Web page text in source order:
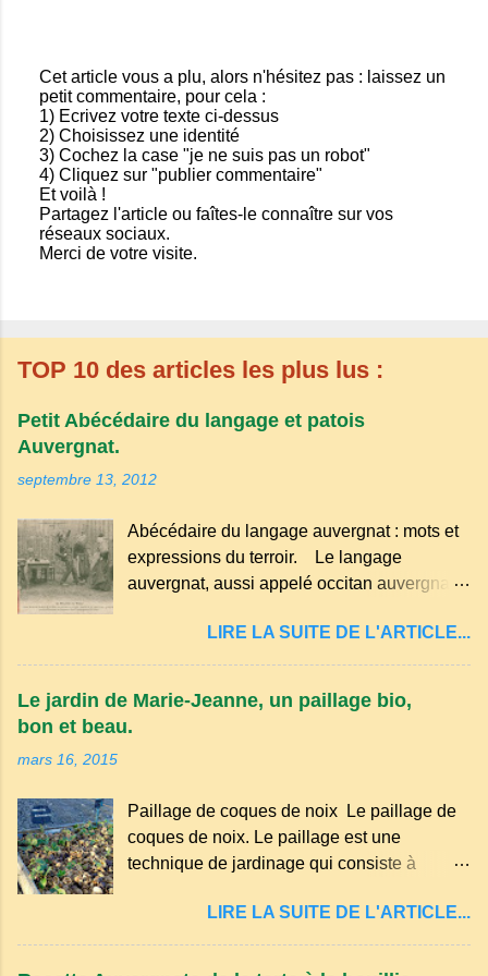
E
n
r
e
g
i
s
t
r
n
o
m
e
n
r
e
Cet article vous a plu, alors n'hésitez pas : laissez un
petit commentaire, pour cela :
1) Ecrivez votre texte ci-dessus
2) Choisissez une identité
3) Cochez la case "je ne suis pas un robot"
4) Cliquez sur "publier commentaire"
Et voilà !
Partagez l'article ou faîtes-le connaître sur vos
réseaux sociaux.
Merci de votre visite.
TOP 10 des articles les plus lus :
Petit Abécédaire du langage et patois
Auvergnat.
septembre 13, 2012
Abécédaire du langage auvergnat : mots et
expressions du terroir. Le langage
auvergnat, aussi appelé occitan auvergnat ,
principalement en Auvergne et dans
certaines parties du Massif central . Il
et est classé parmi les dialectes du nord-
Par exemple, on trouve des mots typiques
comme "agourer" (s'accroupir) ou "aze"
(âne, utilisé aussi pour désigner quelqu'un
Auvergne particulièrement du Puy-de-
Dôme . A Adrillier : arbres de la famille...
LIRE LA SUITE DE L'ARTICLE...
Le jardin de Marie-Jeanne, un paillage bio,
bon et beau.
mars 16, 2015
Paillage de coques de noix Le paillage de
coques de noix. Le paillage est une
technique de jardinage qui consiste à
organiques, minéraux ou synthétiques pour
le protéger et améliorer sa fertilité. Il
présente plusieurs avantages : Réduction
LIRE LA SUITE DE L'ARTICLE...